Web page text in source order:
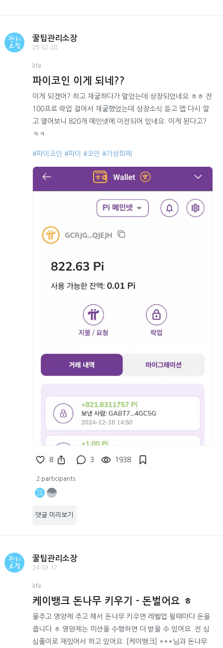
꿀팁관리소장
25.02.28
life
파이코인 이게 되네??
이게 되겠어? 하고 채굴하다가 말았는데 상장되었네요 ㅎㅎ 전
100프로 락업 걸어서 채굴했었는데 상장소식 듣고 앱 다시 깔
고 열어보니 820개 메인넷에 이전되어 있네요. 이게 된다고?
ㅋㅋ
#파이코인 #파이 #코인 #가상화폐
8 3 1938
2 participants
댓글 미리보기
꿀팁관리소장
24.03.17
life
케이뱅크 돈나무 키우기 - 돈벌어요 ㅎ
물주고 영양제 주고 해서 돈나무 키우면 레벨업 될때마다 돈을
줍니다 ㅎ 영양제는 미션을 수행하면 더 받을 수 있어요. 전 심
심풀이로 재밌어서 하고 있어요. [케이뱅크] ***님과 돈나무